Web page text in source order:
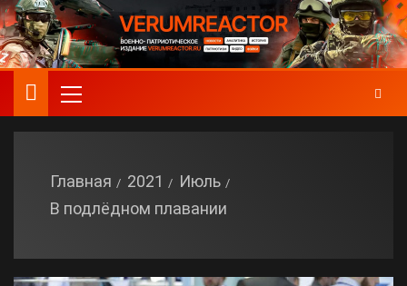
Главная 2021
Июль
В подлёдном плавании